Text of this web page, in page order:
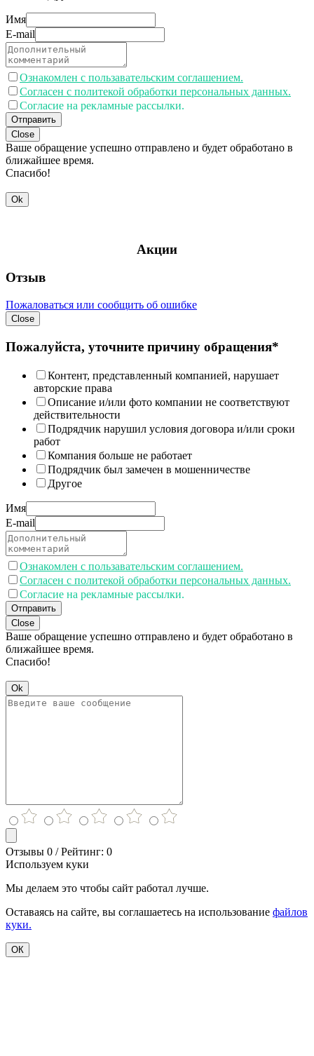
Имя
E-mail
Ознакомлен с пользавательским соглашением.
Согласен с политекой обработки персональных данных.
Согласие на рекламные рассылки.
Отправить
Close
Ваше обращение успешно отправлено и будет обработано в
ближайшее время.
Спасибо!
Ok
Акции
Отзыв
Пожаловаться или сообщить об ошибке
Close
Пожалуйста, уточните причину обращения*
Контент, представленный компанией, нарушает
авторские права
Описание и/или фото компании не соответствуют
действительности
Подрядчик нарушил условия договора и/или сроки
работ
Компания больше не работает
Подрядчик был замечен в мошенничестве
Другое
Имя
E-mail
Ознакомлен с пользавательским соглашением.
Согласен с политекой обработки персональных данных.
Согласие на рекламные рассылки.
Отправить
Close
Ваше обращение успешно отправлено и будет обработано в
ближайшее время.
Спасибо!
Ok
Отзывы 0 / Рейтинг: 0
Используем куки
Мы делаем это чтобы сайт работал лучше.
Оставаясь на сайте, вы соглашаетесь на использование файлов
куки.
ОК